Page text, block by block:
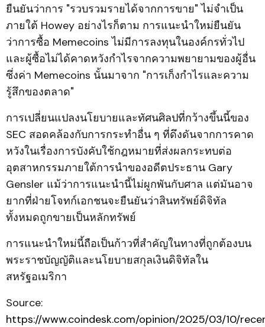
ยืนยันว่าการ "รวบรวมรายได้จากการขาย" ไม่จำเป็น
ภายใต้ Howey อย่างไรก็ตาม การแนะนำใหม่ยืนยัน
ว่าการซื้อ Memecoins ไม่มีการลงทุนในองค์กรทั่วไป
และผู้ซื้อไม่ได้คาดหวังกำไรจากความพยายามของผู้อื่น
ซึ่งค่า Memecoins นั้นมาจาก "การเก็งกำไรและความ
รู้สึกของตลาด"
การเปลี่ยนแปลงนโยบายและทัศนศิลปที่กว้างขึ้นนี้ของ
SEC สอดคล้องกับการกระทำอื่น ๆ ที่ดึงดันจากการคาด
หวังในเรื่องการบังคับใช้กฎหมายที่ส่งผลกระทบต่อ
อุตสาหกรรมภายใต้การนำของอดีตประธาน Gary
Gensler แม้ว่าการแนะนำนี้ไม่ผูกพันกับศาล แต่มันอาจ
ยากที่ฝ่ายโจทก์เอกชนจะยืนยันว่าสินทรัพย์ดิจิทัล
ทั้งหมดถูกขายเป็นหลักทรัพย์
การแนะนำใหม่นี้ถือเป็นก้าวที่สำคัญในทางที่ถูกต้องบน
พระราชบัญญัติและนโยบายสกุลเงินดิจิทัลใน
สหรัฐอเมริกา
Source:
https://www.coindesk.com/opinion/2025/03/10/